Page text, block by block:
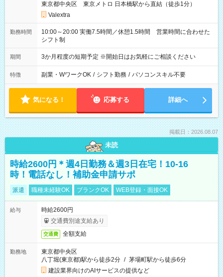
東京都中央区 東京メトロ 日本橋駅から直結（徒歩1分）
Valextra
勤務時間
10:00～20:00 実働7.5時間／休憩1.5時間 営業時間に合わせた
シフト制
期間 3か月程度の短期予定 ※開始日はお気軽にご相談ください
特徴 副業・WワークOK / シフト勤務 / パソコンスキル不要
気になる！ 応募する 詳細へ
掲載日：2026.08.07
未読
時給2600円＊週4日勤務＆週3日在宅！10-16
時！電話なし！補助金申請サポ
派遣 職種未経験OK ブランクOK WEB登録・面接OK
給与
時給2600円
交通費別途支給あり
交通費 全額支給
勤務地
東京都中央区
八丁堀(東京都)駅から徒歩2分 / 茅場町駅から徒歩6分
建設業界向けのAIサービスの提供など